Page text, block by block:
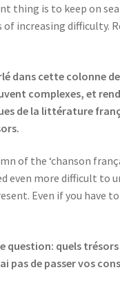
thing is to keep on
increasing difficulty.
dans cette colonne
complexes, et
de la littérature
of the ‘chanson
even more difficult to
Even if you have
question: quels
pas de passer vos